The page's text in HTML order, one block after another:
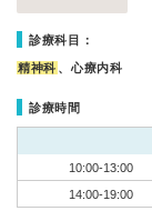
診療科目：
精神科 、心療内科
診療時間
10:00-13:00
14:00-19:00